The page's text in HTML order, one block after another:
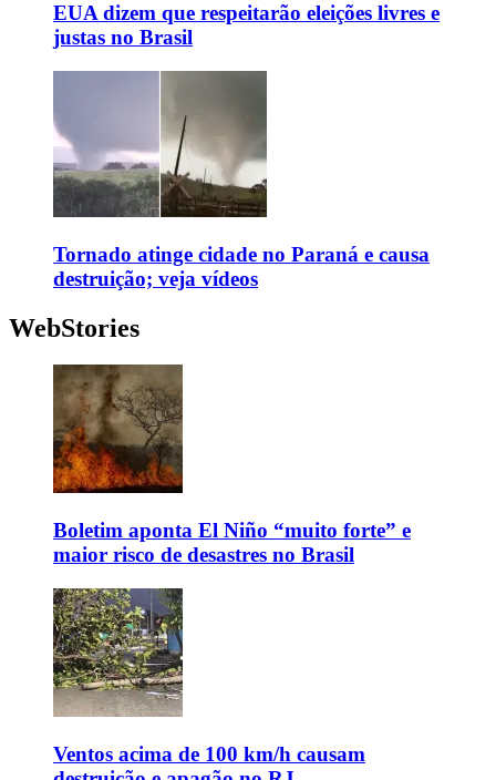
EUA dizem que respeitarão eleições livres e
justas no Brasil
Tornado atinge cidade no Paraná e causa
destruição; veja vídeos
WebStories
Boletim aponta El Niño “muito forte” e
maior risco de desastres no Brasil
Ventos acima de 100 km/h causam